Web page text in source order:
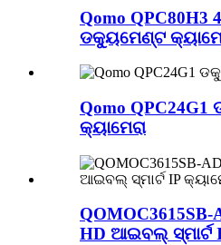
Qomo QPC80H3
ଡକ୍ୟୁମେଣ୍ଟ
Qomo
କ୍ୟାମେରା
HD ଆଇବଲ୍ ସ୍ମାର୍ଟ